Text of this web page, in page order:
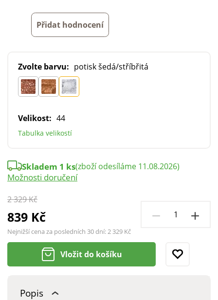
Přidat hodnocení
Zvolte barvu: potisk šedá/stříbřitá
Velikost: 44
Tabulka velikostí
2 329 Kč
839 Kč
Nejnižší cena za posledních 30 dní:2 329 Kč
Skladem 1 ks(zboží odesíláme 11.08.2026)
Možnosti doručení
Vložit do košíku
Popis